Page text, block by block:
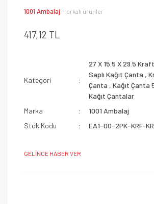
1001 Ambalaj markalı ürünler
417,12 TL
Kategori
27 X 15.5 X 29.5
Saplı Kağıt Çanta ,
Çanta ,Kağıt Çanta
Kağıt Çantalar
Marka
1001 Ambalaj
Stok Kodu
EA1-00-2PK-KRF-
GELİNCE HABER VER